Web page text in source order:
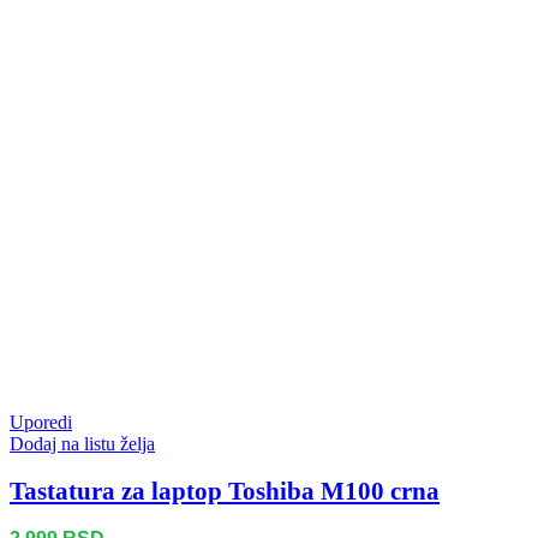
Uporedi
Dodaj na listu želja
Tastatura za laptop Toshiba M100 crna